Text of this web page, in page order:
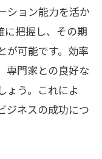
ション能力を活か
に把握し、その期
が可能です。効率
専門家との良好な
ょう。これによ
ジネスの成功につ